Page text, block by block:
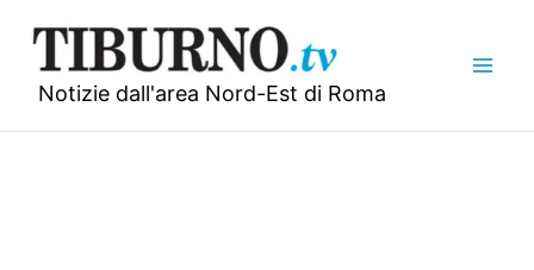
contenuto
Notizie dall'area Nord-Est di Roma